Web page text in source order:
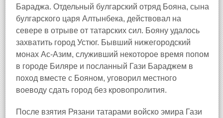
Бараджа. Отдельный булгарский отряд Бояна, сына
булгарского царя Алтынбека, действовал на
севере в отрыве от татарских сил. Бояну удалось
захватить город Устюг. Бывший нижегородский
монах Ас-Азим, служивший некоторое время попом
в городе Биляре и посланный Гази Бараджем в
поход вместе с Бояном, уговорил местного
воеводу сдать город без кровопролития.
После взятия Рязани татарами войско эмира Гази